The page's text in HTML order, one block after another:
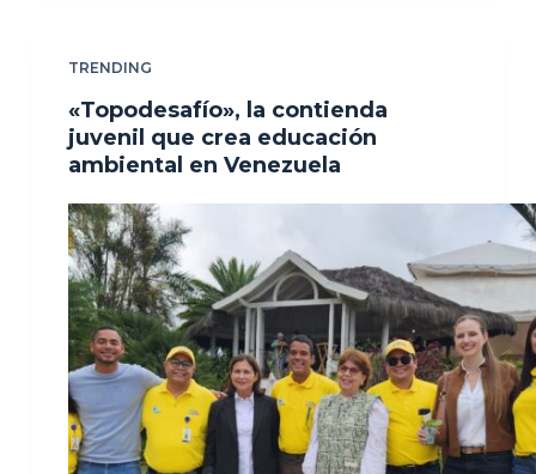
TRENDING
«Topodesafío», la contienda
juvenil que crea educación
ambiental en Venezuela